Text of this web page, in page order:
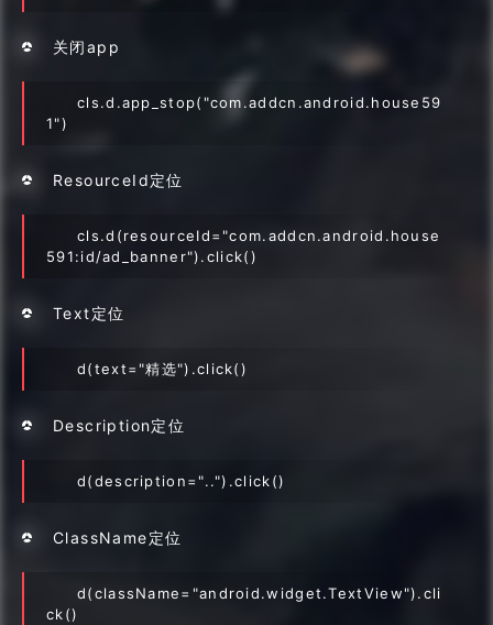
关闭app
cls.d.app_stop("com.addcn.android.house59
1")
ResourceId定位
cls.d(resourceId="com.addcn.android.house
591:id/ad_banner").click()
Text定位
d(text="精选").click()
Description定位
d(description="..").click()
ClassName定位
d(className="android.widget.TextView").cli
ck()